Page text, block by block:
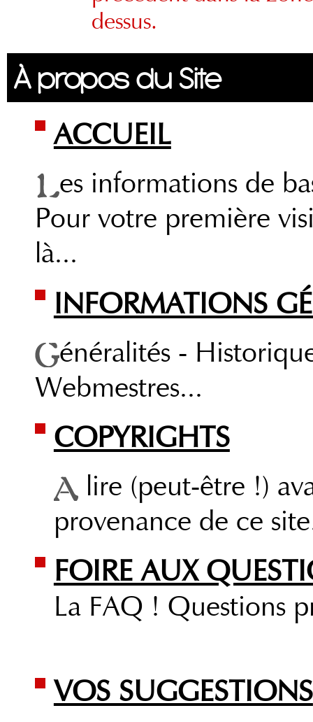
dessus.
À propos du Site
ACCUEIL
es informations de
Pour votre première
là...
INFORMATIONS
énéralités -
Webmestres...
COPYRIGHTS
lire (peut-être !)
provenance de ce
FOIRE AUX
La FAQ ! Questions
VOS SUGGESTIONS